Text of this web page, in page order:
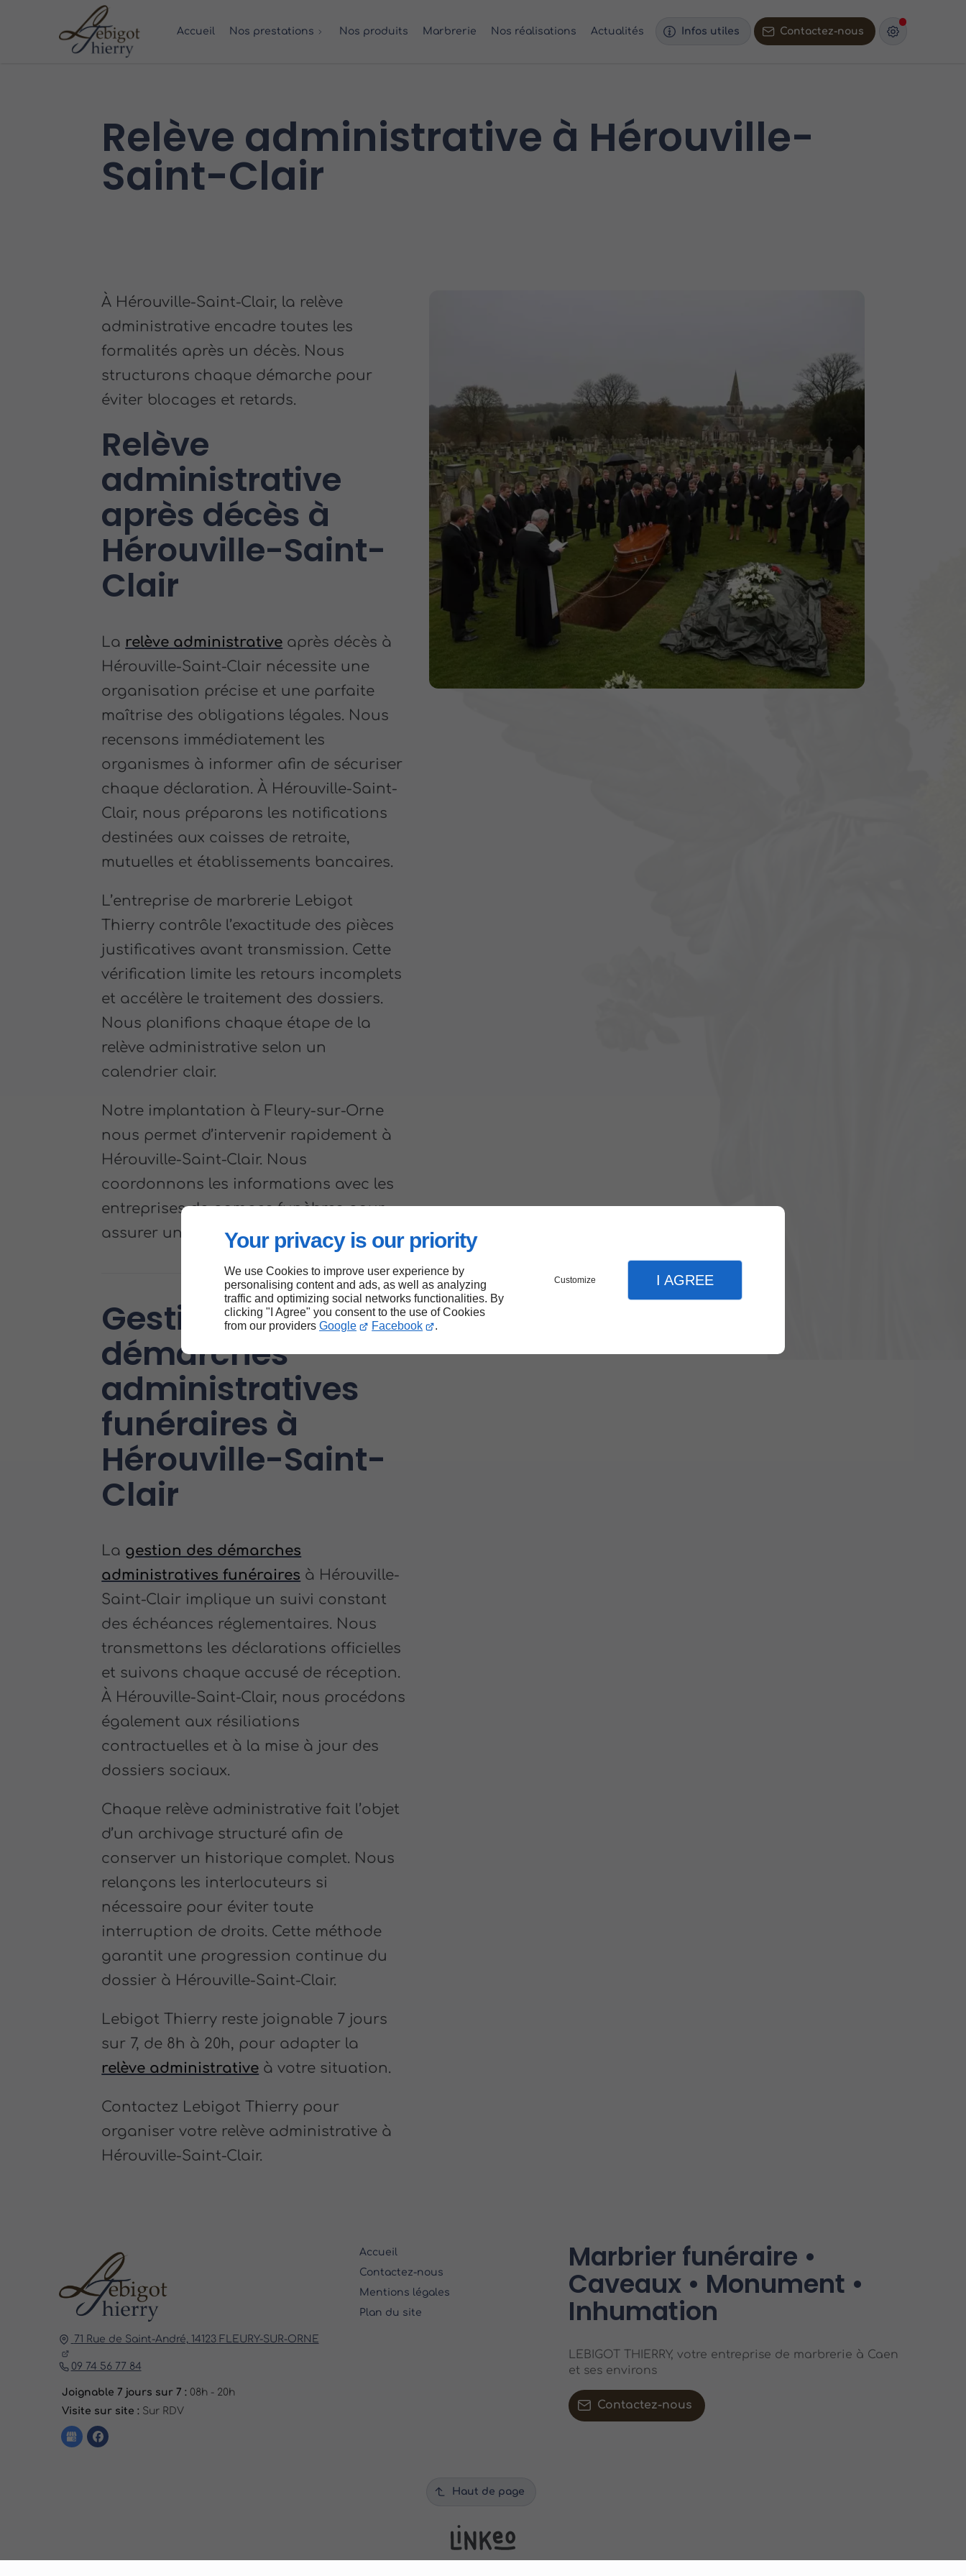
Your privacy is our priority
We use Cookies to improve user experience by
personalising content and ads, as well as analyzing
traffic and optimizing social networks functionalities. By
clicking "I Agree" you consent to the use of Cookies
from our providers Google Facebook .
Customize I AGREE
Accueil Nos prestations Nos produits Marbrerie Nos réalisations Actualités Infos utiles Contactez-nous
Relève administrative à Hérouville-
Saint-Clair
À Hérouville-Saint-Clair, la relève
administrative encadre toutes les
formalités après un décès. Nous
structurons chaque démarche pour
éviter blocages et retards.
Relève
administrative
après décès à
Hérouville-Saint-
Clair
La relève administrative après décès à
Hérouville-Saint-Clair nécessite une
organisation précise et une parfaite
maîtrise des obligations légales. Nous
recensons immédiatement les
organismes à informer afin de sécuriser
chaque déclaration. À Hérouville-Saint-
Clair, nous préparons les notifications
destinées aux caisses de retraite,
mutuelles et établissements bancaires.
L’entreprise de marbrerie Lebigot
Thierry contrôle l’exactitude des pièces
justificatives avant transmission. Cette
vérification limite les retours incomplets
et accélère le traitement des dossiers.
Nous planifions chaque étape de la
relève administrative selon un
calendrier clair.
Notre implantation à Fleury-sur-Orne
nous permet d’intervenir rapidement à
Hérouville-Saint-Clair. Nous
coordonnons les informations avec les
entreprises de pompes funèbres pour
assurer une cohérence documentaire.
Gestion des
démarches
administratives
funéraires à
Hérouville-Saint-
Clair
La gestion des démarches
administratives funéraires à Hérouville-
Saint-Clair implique un suivi constant
des échéances réglementaires. Nous
transmettons les déclarations officielles
et suivons chaque accusé de réception.
À Hérouville-Saint-Clair, nous procédons
également aux résiliations
contractuelles et à la mise à jour des
dossiers sociaux.
Chaque relève administrative fait l’objet
d’un archivage structuré afin de
conserver un historique complet. Nous
relançons les interlocuteurs si
nécessaire pour éviter toute
interruption de droits. Cette méthode
garantit une progression continue du
dossier à Hérouville-Saint-Clair.
Lebigot Thierry reste joignable 7 jours
sur 7, de 8h à 20h, pour adapter la
relève administrative à votre situation.
Contactez Lebigot Thierry pour
organiser votre relève administrative à
Hérouville-Saint-Clair.
71 Rue de Saint-André, 14123 FLEURY-SUR-ORNE
09 74 56 77 84
Joignable 7 jours sur 7 : 08h - 20h
Visite sur site : Sur RDV
Accueil
Contactez-nous
Mentions légales
Plan du site
Marbrier funéraire •
Caveaux • Monument •
Inhumation
LEBIGOT THIERRY, votre entreprise de marbrerie à Caen
et ses environs
Contactez-nous
Haut de page